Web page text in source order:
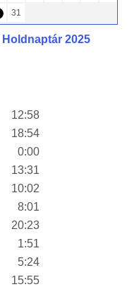
31
Holdnaptár 2025
12:58
18:54
0:00
13:31
10:02
8:01
20:23
1:51
5:24
15:55